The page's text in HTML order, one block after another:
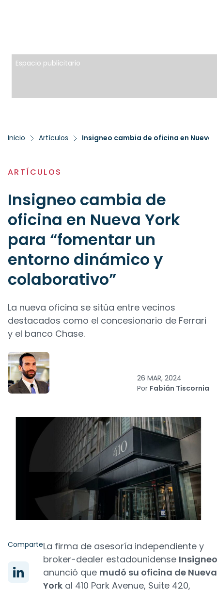
Espacio publicitario
Inicio Artículos
ARTÍCULOS
Insigneo cambia de
oficina en Nueva York
para “fomentar un
entorno dinámico y
colaborativo”
La nueva oficina se sitúa entre vecinos
destacados como el concesionario de Ferrari
y el banco Chase.
26 MAR, 2024
Por Fabián Tiscornia
ComparteLa firma de asesoría independiente y
broker-dealer estadounidense Insigneo
anunció que mudó su oficina de Nueva
York al 410 Park Avenue, Suite 420,